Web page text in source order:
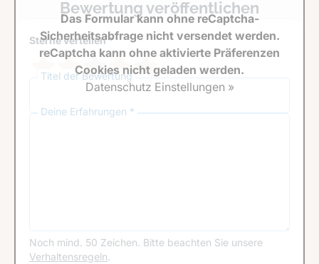
Bewertung veröffentlichen
Sterne verteilen *
Titel der Bewertung
Deine Erfahrungen *
Noch mind. 50 Zeichen. Bitte beachten Sie unsere
Verhaltensregeln.
Das Formular kann ohne reCaptcha-
Sicherheitsabfrage nicht versendet werden.
reCaptcha kann ohne aktivierte Präferenzen
Cookies nicht geladen werden.
Datenschutz Einstellungen »